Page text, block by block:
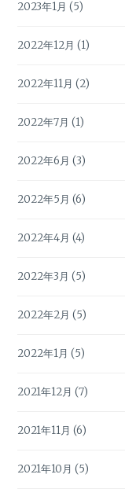
2023年1月 (5)
2022年12月 (1)
2022年11月 (2)
2022年7月 (1)
2022年6月 (3)
2022年5月 (6)
2022年4月 (4)
2022年3月 (5)
2022年2月 (5)
2022年1月 (5)
2021年12月 (7)
2021年11月 (6)
2021年10月 (5)